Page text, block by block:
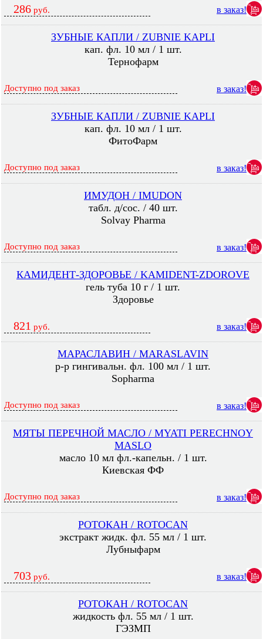
286 руб. в заказ!
ЗУБНЫЕ КАПЛИ / ZUBNIE KAPLI
кап. фл. 10 мл / 1 шт.
Тернофарм
Доступно под заказ в заказ!
ЗУБНЫЕ КАПЛИ / ZUBNIE KAPLI
кап. фл. 10 мл / 1 шт.
ФитоФарм
Доступно под заказ в заказ!
ИМУДОН / IMUDON
табл. д/сос. / 40 шт.
Solvay Pharma
Доступно под заказ в заказ!
КАМИДЕНТ-ЗДОРОВЬЕ / KAMIDENT-ZDOROVE
гель туба 10 г / 1 шт.
Здоровье
821 руб. в заказ!
МАРАСЛАВИН / MARASLAVIN
р-р гингивальн. фл. 100 мл / 1 шт.
Sopharma
Доступно под заказ в заказ!
МЯТЫ ПЕРЕЧНОЙ МАСЛО / MYATI PERECHNOY
MASLO
масло 10 мл фл.-капельн. / 1 шт.
Киевская ФФ
Доступно под заказ в заказ!
РОТОКАН / ROTOCAN
экстракт жидк. фл. 55 мл / 1 шт.
Лубныфарм
703 руб. в заказ!
РОТОКАН / ROTOCAN
жидкость фл. 55 мл / 1 шт.
ГЭЗМП